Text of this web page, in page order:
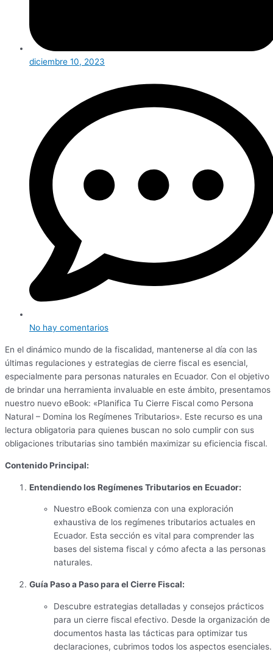
diciembre 10, 2023
No hay comentarios
En el dinámico mundo de la fiscalidad, mantenerse al día con las
últimas regulaciones y estrategias de cierre fiscal es esencial,
especialmente para personas naturales en Ecuador. Con el objetivo
de brindar una herramienta invaluable en este ámbito, presentamos
nuestro nuevo eBook: «Planifica Tu Cierre Fiscal como Persona
Natural – Domina los Regímenes Tributarios». Este recurso es una
lectura obligatoria para quienes buscan no solo cumplir con sus
obligaciones tributarias sino también maximizar su eficiencia fiscal.
Contenido Principal:
Entendiendo los Regímenes Tributarios en Ecuador:
Nuestro eBook comienza con una exploración
exhaustiva de los regímenes tributarios actuales en
Ecuador. Esta sección es vital para comprender las
bases del sistema fiscal y cómo afecta a las personas
naturales.
Guía Paso a Paso para el Cierre Fiscal:
Descubre estrategias detalladas y consejos prácticos
para un cierre fiscal efectivo. Desde la organización de
documentos hasta las tácticas para optimizar tus
declaraciones, cubrimos todos los aspectos esenciales.